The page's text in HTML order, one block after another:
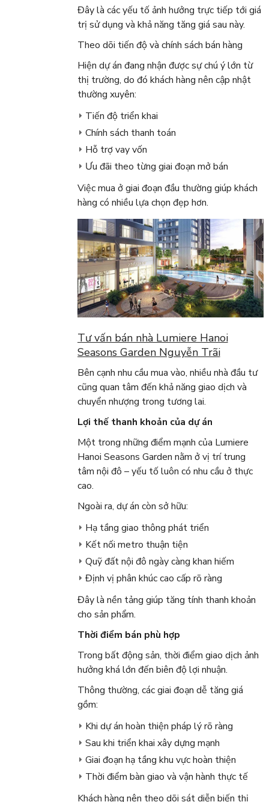
Đây là các yếu tố ảnh hưởng trực tiếp tới giá
trị sử dụng và khả năng tăng giá sau này.
Theo dõi tiến độ và chính sách bán hàng
Hiện dự án đang nhận được sự chú ý lớn từ
thị trường, do đó khách hàng nên cập nhật
thường xuyên:
Tiến độ triển khai
Chính sách thanh toán
Hỗ trợ vay vốn
Ưu đãi theo từng giai đoạn mở bán
Việc mua ở giai đoạn đầu thường giúp khách
hàng có nhiều lựa chọn đẹp hơn.
Tư vấn bán nhà Lumiere Hanoi
Seasons Garden Nguyễn Trãi
Bên cạnh nhu cầu mua vào, nhiều nhà đầu tư
cũng quan tâm đến khả năng giao dịch và
chuyển nhượng trong tương lai.
Lợi thế thanh khoản của dự án
Một trong những điểm mạnh của Lumiere
Hanoi Seasons Garden nằm ở vị trí trung
tâm nội đô – yếu tố luôn có nhu cầu ở thực
cao.
Ngoài ra, dự án còn sở hữu:
Hạ tầng giao thông phát triển
Kết nối metro thuận tiện
Quỹ đất nội đô ngày càng khan hiếm
Định vị phân khúc cao cấp rõ ràng
Đây là nền tảng giúp tăng tính thanh khoản
cho sản phẩm.
Thời điểm bán phù hợp
Trong bất động sản, thời điểm giao dịch ảnh
hưởng khá lớn đến biên độ lợi nhuận.
Thông thường, các giai đoạn dễ tăng giá
gồm:
Khi dự án hoàn thiện pháp lý rõ ràng
Sau khi triển khai xây dựng mạnh
Giai đoạn hạ tầng khu vực hoàn thiện
Thời điểm bàn giao và vận hành thực tế
Khách hàng nên theo dõi sát diễn biến thị